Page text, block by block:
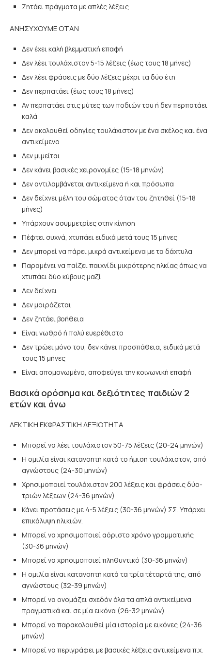
Ζητάει πράγματα με απλές λέξεις
ΑΝΗΣΥΧΟΥΜΕ ΟΤΑΝ
Δεν έχει καλή βλεμματική επαφή
Δεν λέει τουλάχιστον 5-15 λέξεις (έως τους 18 μήνες)
Δεν λέει φράσεις με δύο λέξεις μέχρι τα δύο έτη
Δεν περπατάει (έως τους 18 μήνες)
Αν περπατάει στις μύτες των ποδιών του ή δεν περπατάει
καλά
Δεν ακολουθεί οδηγίες τουλάχιστον με ένα σκέλος και ένα
αντικείμενο
Δεν μιμείται
Δεν κάνει βασικές χειρονομίες (15-18 μηνών)
Δεν αντιλαμβάνεται αντικείμενα ή και πρόσωπα
Δεν δείχνει μέλη του σώματος όταν του ζητηθεί (15-18
μήνες)
Υπάρχουν ασυμμετρίες στην κίνηση
Πέφτει συχνά, χτυπάει ειδικά μετά τους 15 μήνες
Δεν μπορεί να πάρει μικρά αντικείμενα με τα δάχτυλα
Παραμένει να παίζει παιχνίδι μικρότερης ηλκίας όπως να
χτυπάει δύο κύβους μαζί
Δεν δείχνει
Δεν μοιράζεται
Δεν ζητάει βοήθεια
Είναι νωθρό ή πολύ ευερέθιστο
Δεν τρώει μόνο του, δεν κάνει προσπάθεια, ειδικά μετά
τους 15 μήνες
Είναι απομονωμένο, αποφεύγει την κοινωνική επαφή
Βασικά ορόσημα και δεξιότητες παιδιών 2
ετών και άνω
ΛΕΚΤΙΚΗ ΕΚΦΡΑΣΤΙΚΗ ΔΕΞΙΟΤΗΤΑ
Μπορεί να λέει τουλάχιστον 50-75 λέξεις (20-24 μηνών)
Η ομιλία είναι κατανοητή κατά το ήμιση τουλάχιστον, από
αγνώστους (24-30 μηνών)
Χρησιμοποιεί τουλάχιστον 200 λέξεις και φράσεις δύο-
τριών λέξεων (24-36 μηνών)
Κάνει προτάσεις με 4-5 λέξεις (30-36 μηνών) ΣΣ. Υπάρχει
επικάλυψη ηλικιών.
Μπορεί να χρησιμοποιεί αόριστο χρόνο γραμματικής
(30-36 μηνών)
Μπορεί να χρησιμοποιεί πληθυντικό (30-36 μηνών)
Η ομιλία είναι κατανοητή κατά τα τρία τέταρτά της, από
αγνώστους (32-39 μηνών)
Μπορεί να ονομάζει σχεδόν όλα τα απλά αντικείμενα
πραγματικά και σε μία εικόνα (26-32 μηνών)
Μπορεί να παρακολουθεί μία ιστορία με εικόνες (24-36
μηνών)
Μπορεί να περιγράφει με βασικές λέξεις αντικείμενα π.χ.